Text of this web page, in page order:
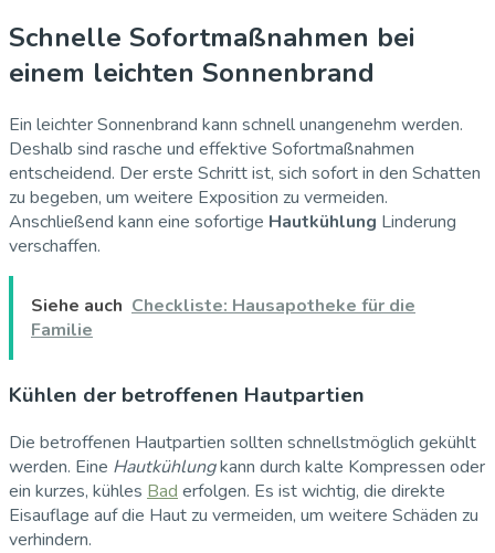
Schnelle Sofortmaßnahmen bei
einem leichten Sonnenbrand
Ein leichter Sonnenbrand kann schnell unangenehm werden.
Deshalb sind rasche und effektive Sofortmaßnahmen
entscheidend. Der erste Schritt ist, sich sofort in den Schatten
zu begeben, um weitere Exposition zu vermeiden.
Anschließend kann eine sofortige Hautkühlung Linderung
verschaffen.
Siehe auch Checkliste: Hausapotheke für die
Familie
Kühlen der betroffenen Hautpartien
Die betroffenen Hautpartien sollten schnellstmöglich gekühlt
werden. Eine Hautkühlungkann durch kalte Kompressen oder
ein kurzes, kühles Bad erfolgen. Es ist wichtig, die direkte
Eisauflage auf die Haut zu vermeiden, um weitere Schäden zu
verhindern.